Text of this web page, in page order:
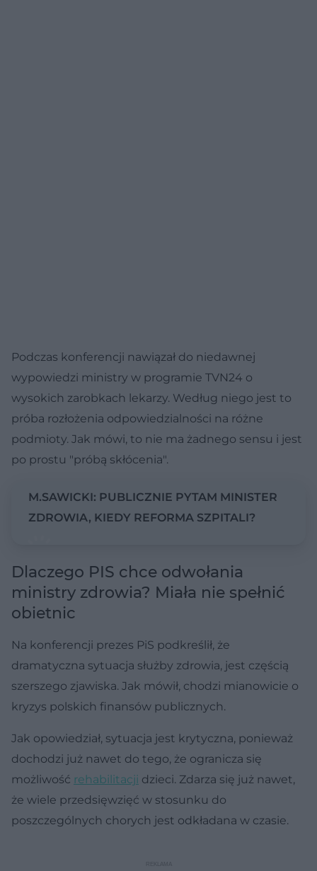
Podczas konferencji nawiązał do niedawnej
wypowiedzi ministry w programie TVN24 o
wysokich zarobkach lekarzy. Według niego jest to
próba rozłożenia odpowiedzialności na różne
podmioty. Jak mówi, to nie ma żadnego sensu i jest
po prostu "próbą skłócenia".
M.SAWICKI: PUBLICZNIE PYTAM MINISTER
ZDROWIA, KIEDY REFORMA SZPITALI?
Dlaczego PIS chce odwołania
ministry zdrowia? Miała nie spełnić
obietnic
Na konferencji prezes PiS podkreślił, że
dramatyczna sytuacja służby zdrowia, jest częścią
szerszego zjawiska. Jak mówił, chodzi mianowicie o
kryzys polskich finansów publicznych.
Jak opowiedział, sytuacja jest krytyczna, ponieważ
dochodzi już nawet do tego, że ogranicza się
możliwość rehabilitacji dzieci. Zdarza się już nawet,
że wiele przedsięwzięć w stosunku do
poszczególnych chorych jest odkładana w czasie.